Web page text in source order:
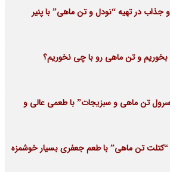
در تهیه “نودل و تن ماهی” با پنیر
و تن ماهی رو با چی نخوریم؟
تن ماهی و سبزیجات” با طعمی عالی و
تن ماهی” با طعم جعفری بسیار خوشمزه